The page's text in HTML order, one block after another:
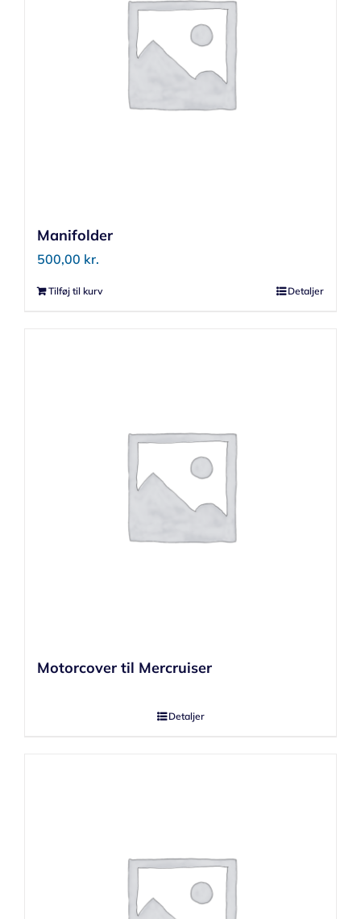
Manifolder
500,00 kr.
Tilføj til kurv Detaljer
Motorcover til Mercruiser
Detaljer